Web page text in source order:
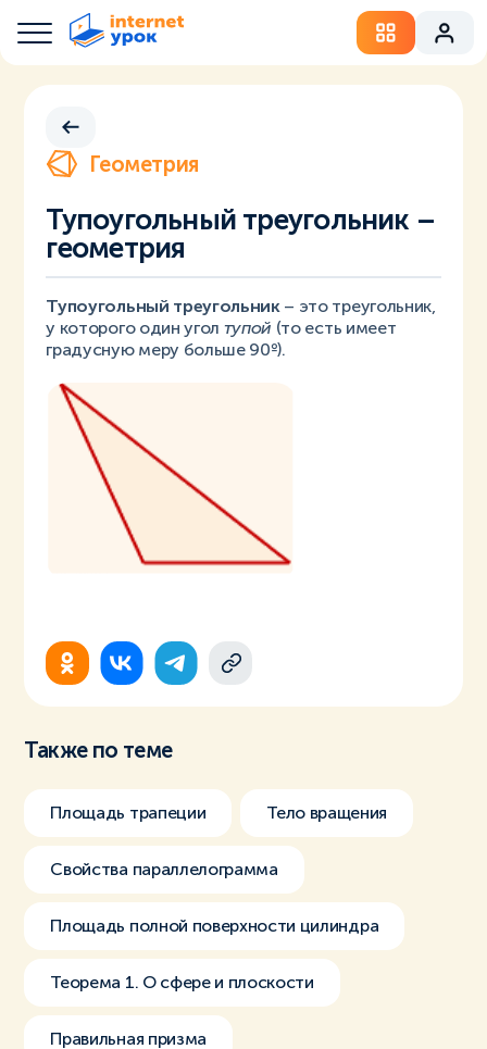
Геометрия
Тупоугольный треугольник –
геометрия
Тупоугольный треугольник – это треугольник,
у которого один угол тупой (то есть имеет
градусную меру больше 90º).
Также по теме
Площадь трапеции Тело вращения
Свойства параллелограмма
Площадь полной поверхности цилиндра
Теорема 1. О сфере и плоскости
Правильная призма